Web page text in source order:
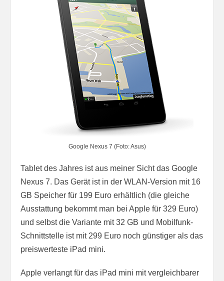
Google Nexus 7 (Foto: Asus)
Tablet des Jahres ist aus meiner Sicht das Google
Nexus 7. Das Gerät ist in der WLAN-Version mit 16
GB Speicher für 199 Euro erhältlich (die gleiche
Ausstattung bekommt man bei Apple für 329 Euro)
und selbst die Variante mit 32 GB und Mobilfunk-
Schnittstelle ist mit 299 Euro noch günstiger als das
preiswerteste iPad mini.
Apple verlangt für das iPad mini mit vergleichbarer